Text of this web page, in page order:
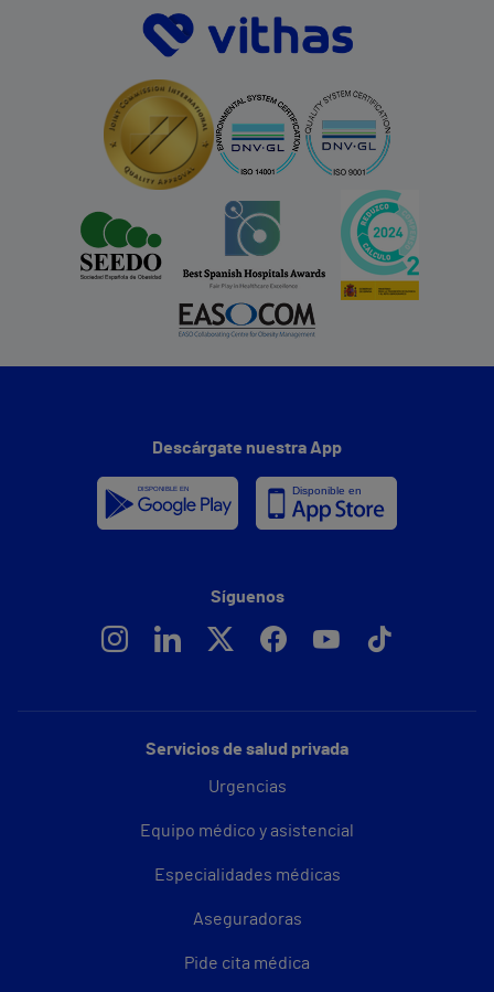
Servicios de salud privada
Urgencias
Equipo médico y asistencial
Especialidades médicas
Aseguradoras
Pide cita médica
Descárgate nuestra App
Síguenos